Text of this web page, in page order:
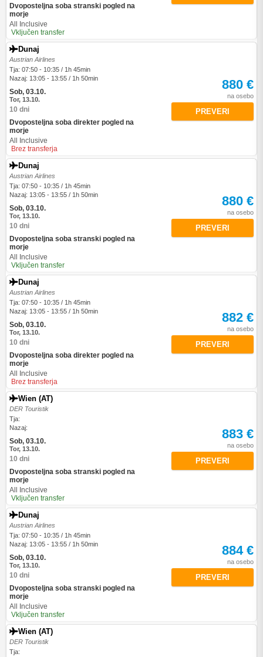
Dvoposteljna soba stranski pogled na
morje
All Inclusive
Vključen transfer
Dunaj
Austrian Airlines
Tja: 07:50 - 10:35 / 1h 45min
Nazaj: 13:05 - 13:55 / 1h 50min
Sob, 03.10.
Tor, 13.10.
10 dni
Dvoposteljna soba direkter pogled na
morje
All Inclusive
Brez transferja
880 €
na osebo
PREVERI
Dunaj
Austrian Airlines
Tja: 07:50 - 10:35 / 1h 45min
Nazaj: 13:05 - 13:55 / 1h 50min
Sob, 03.10.
Tor, 13.10.
10 dni
Dvoposteljna soba stranski pogled na
morje
All Inclusive
Vključen transfer
880 €
na osebo
PREVERI
Dunaj
Austrian Airlines
Tja: 07:50 - 10:35 / 1h 45min
Nazaj: 13:05 - 13:55 / 1h 50min
Sob, 03.10.
Tor, 13.10.
10 dni
Dvoposteljna soba direkter pogled na
morje
All Inclusive
Brez transferja
882 €
na osebo
PREVERI
Wien (AT)
DER Touristik
Tja:
Nazaj:
Sob, 03.10.
Tor, 13.10.
10 dni
Dvoposteljna soba stranski pogled na
morje
All Inclusive
Vključen transfer
883 €
na osebo
PREVERI
Dunaj
Austrian Airlines
Tja: 07:50 - 10:35 / 1h 45min
Nazaj: 13:05 - 13:55 / 1h 50min
Sob, 03.10.
Tor, 13.10.
10 dni
Dvoposteljna soba stranski pogled na
morje
All Inclusive
Vključen transfer
884 €
na osebo
PREVERI
Wien (AT)
DER Touristik
Tja: